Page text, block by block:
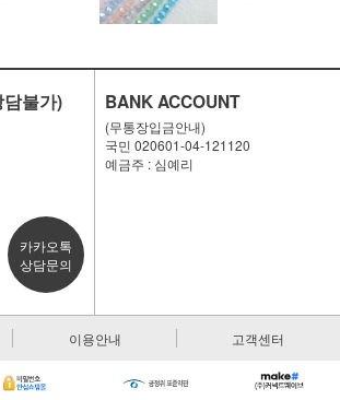
불가)
카카오톡
상담문의
BANK ACCOUNT
(무통장입금안내)
국민 020601-04-121120
예금주 : 심예리
이용안내 고객센터